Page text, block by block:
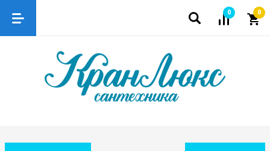
0 0